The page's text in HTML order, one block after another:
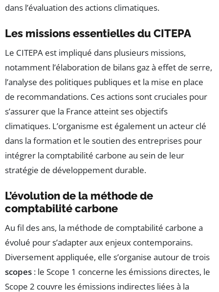
dans l’évaluation des actions climatiques.
Les missions essentielles du CITEPA
Le CITEPA est impliqué dans plusieurs missions,
notamment l’élaboration de bilans gaz à effet de serre,
l’analyse des politiques publiques et la mise en place
de recommandations. Ces actions sont cruciales pour
s’assurer que la France atteint ses objectifs
climatiques. L’organisme est également un acteur clé
dans la formation et le soutien des entreprises pour
intégrer la comptabilité carbone au sein de leur
stratégie de développement durable.
L’évolution de la méthode de
comptabilité carbone
Au fil des ans, la méthode de comptabilité carbone a
évolué pour s’adapter aux enjeux contemporains.
Diversement appliquée, elle s’organise autour de trois
scopes : le Scope 1 concerne les émissions directes, le
Scope 2 couvre les émissions indirectes liées à la